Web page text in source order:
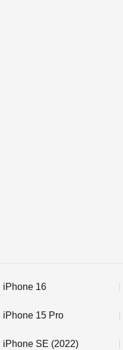
iPhone 16
iPhone 15 Pro
iPhone SE (2022)